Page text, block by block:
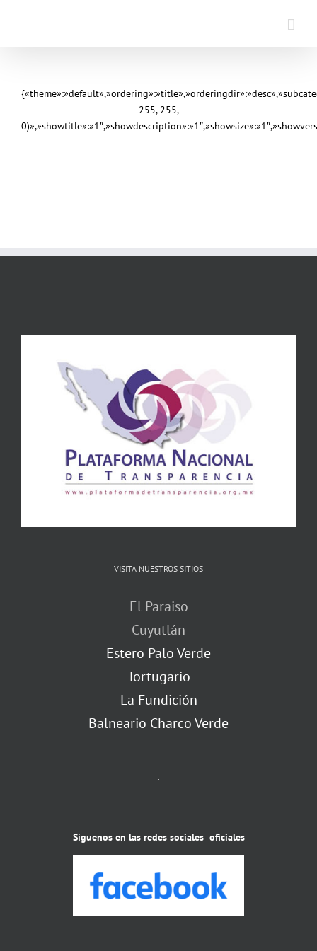
255, 255,
VISITA NUESTROS SITIOS
El Paraiso
Cuyutlán
Estero Palo Verde
Tortugario
La Fundición
Balneario Charco Verde
Síguenos en las redes sociales oficiales